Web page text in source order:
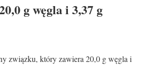
g węgla i 3,37 g
związku, który zawiera 20,0 g węgla i